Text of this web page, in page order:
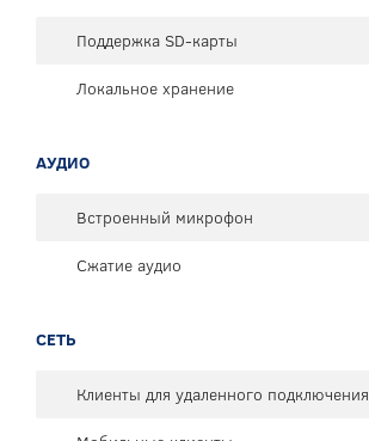
Поддержка SD-карты
Локальное хранение
АУДИО
Встроенный микрофон
Сжатие аудио
СЕТЬ
Клиенты для удаленного подключения